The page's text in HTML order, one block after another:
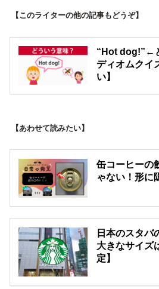
【このライターの他の記事もどうぞ】
“Hot dog!”←
ディオムクイ
い】
【あわせて読みたい】
缶コーヒーの
ゃない！形に
日本のスタバ
大きなサイズ
定】